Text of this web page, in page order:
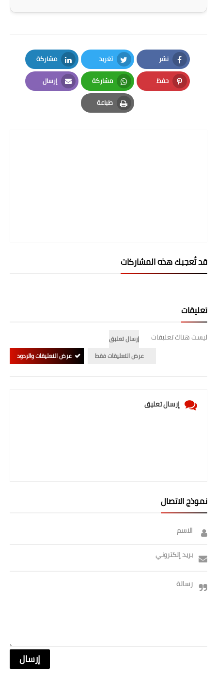
المرحلة الابتدائية
المرحلة المتوسطة
المرحلة الاعدادية
استمارة القبول المركزي
نشر
Facebook
تغريد
Twitter
مشاركة
LinkedIn
حفظ
Pinterest
مشاركة
Whatsapp
إرسال
Email
طباعة
Print
قد تُعجبك هذه المشاركات
تعليقات
ليست هناك تعليقات
إرسال تعليق
عرض التعليقات فقط
عرض التعليقات والردود
إرسال تعليق
نموذج الاتصال
الاسم
بريد إلكتروني
رسالة